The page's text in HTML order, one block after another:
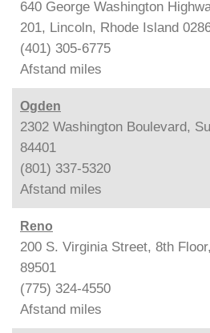
640 George Washington
201, Lincoln, Rhode Island
(401) 305-6775
Afstand miles
Ogden
2302 Washington Boulevard,
84401
(801) 337-5320
Afstand miles
Reno
200 S. Virginia Street, 8th
89501
(775) 324-4550
Afstand miles